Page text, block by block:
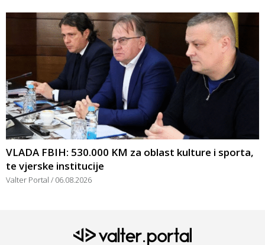
VLADA FBIH: 530.000 KM za oblast kulture i sporta,
te vjerske institucije
Valter Portal 06.08.2026